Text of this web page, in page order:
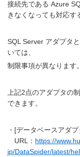
接続先である Azure
きなくなっても対応す
SQL Server アダプタ
いては、
制限事項が異なります
上記2点のアダプタの
できます。
・[データベースアダ
URL： https://
jp/DataSpider/latest/